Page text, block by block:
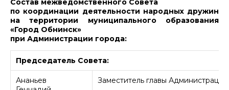
по координации деятельности народных дружин
на территории муниципального образования
«Город Обнинск»
при Администрации города:
Председатель Совета:
Ананьев
Заместитель главы